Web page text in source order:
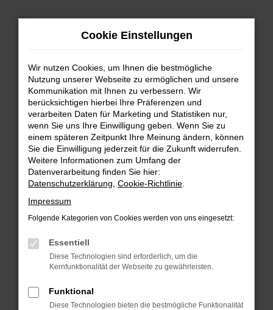
Zum
FEHLER: NETWORK ERROR
Beim Laden ist ein Fehler aufgetreten.
Hier sind ein paar Tipps, die dir helfen können:
Überprüfe deine Firewall und deine
Internetverbindung.
Laden andere Webseiten, zum Beispiel deine
Manche Erweiterungen, wie Werbeblocker,
verhindern. Funktioniert die Seite in einem
anderen Browser oder in einem privaten
Cookie Einstellungen
Wir nutzen Cookies, um Ihnen die bestmögliche
Nutzung unserer Webseite zu ermöglichen und unsere
Kommunikation mit Ihnen zu verbessern. Wir
berücksichtigen hierbei Ihre Präferenzen und
verarbeiten Daten für Marketing und Statistiken nur,
wenn Sie uns Ihre Einwilligung geben. Wenn Sie zu
einem späteren Zeitpunkt Ihre Meinung ändern, können
Sie die Einwilligung jederzeit für die Zukunft widerrufen.
Weitere Informationen zum Umfang der
Datenverarbeitung finden Sie hier:
Datenschutzerklärung Cookie-Richtlinie
Impressum
Folgende Kategorien von Cookies werden von uns eingesetzt:
Essentiell
Diese Technologien sind erforderlich, um die
Kernfunktionalität der Webseite zu gewährleisten.
Funktional
Diese Technologien bieten die bestmögliche Funktionalität